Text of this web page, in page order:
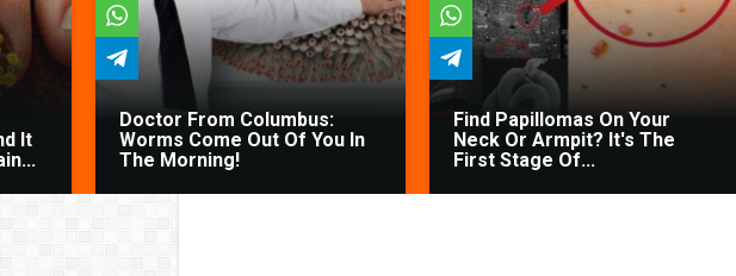
It
Doctor From Columbus:
Worms Come Out Of You In
The Morning!
Find Papillomas On Your
Neck Or Armpit? It's The
First Stage Of...